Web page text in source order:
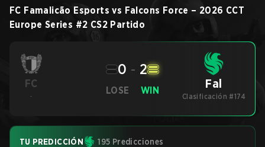
FC Famalicão Esports vs Falcons Force – 2026 CCT
Europe Series #2 CS2 Partido
FC
-
LOSE
0 - 2
WIN Fal
Clasificación #174
TU PREDICCIÓN 195 Predicciones